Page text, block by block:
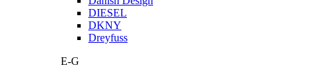
DIESEL
DKNY
Dreyfuss
E-G